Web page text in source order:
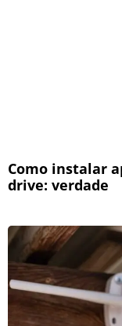
Como instalar
drive: verdade